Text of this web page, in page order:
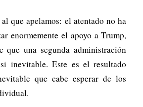
que apelamos: el atentado no ha
enormemente el apoyo a Trump,
que una segunda administración
inevitable. Este es el resultado
que cabe esperar de los